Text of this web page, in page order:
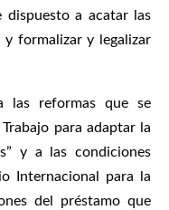
dispuesto a acatar las
y formalizar y legalizar
las reformas que se
para adaptar la
y a las condiciones
Internacional para la
del préstamo que